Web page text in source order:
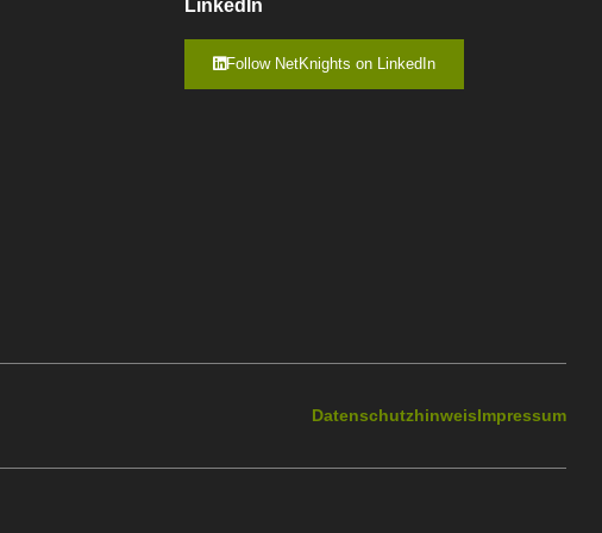
LinkedIn
Follow NetKnights on LinkedIn
DatenschutzhinweisImpressum